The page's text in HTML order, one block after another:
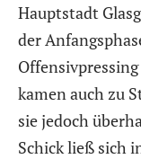
Hauptstadt
der
kamen auch zu
sie jedoch
Schick ließ sich